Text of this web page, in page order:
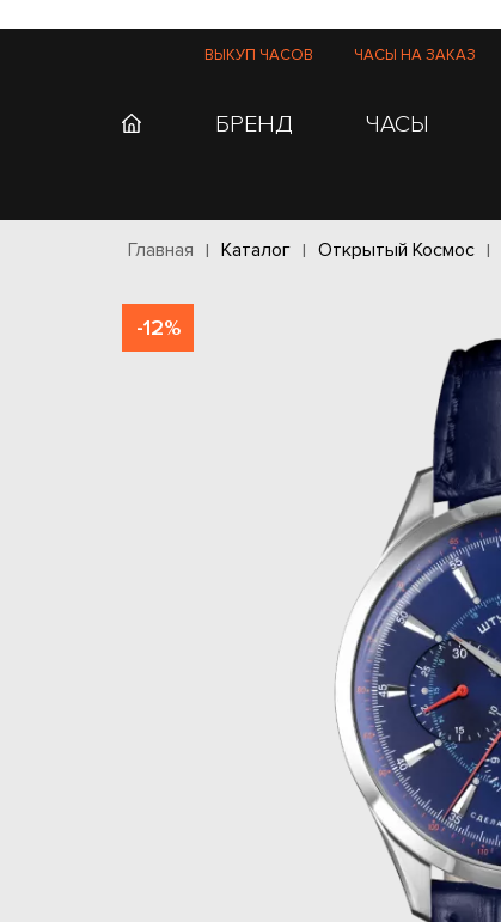
ВЫКУП ЧАСОВ ЧАСЫ НА ЗАКАЗ
БРЕНД ЧАСЫ
Главная Каталог Открытый Космос
-12%